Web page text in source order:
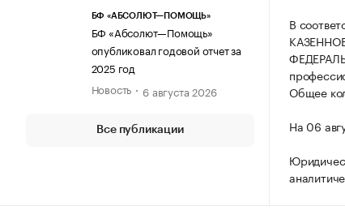
БФ «АБСОЛЮТ—ПОМОЩЬ»
БФ «Абсолют—Помощь»
опубликовал годовой отчет за
2025 год
Новость
6 августа 2026
Все публикации
В
Общее
На 06